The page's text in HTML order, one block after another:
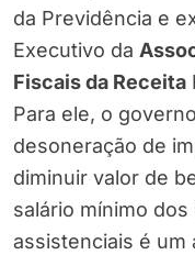
da Previdência e
Executivo da
Fiscais da Receita
Para ele, o
desoneração de
diminuir valor de
salário mínimo
assistenciais é um